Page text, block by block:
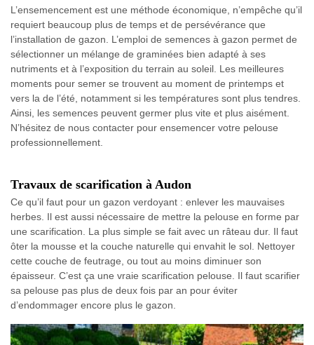
L’ensemencement est une méthode économique, n’empêche qu’il
requiert beaucoup plus de temps et de persévérance que
l’installation de gazon. L’emploi de semences à gazon permet de
sélectionner un mélange de graminées bien adapté à ses
nutriments et à l’exposition du terrain au soleil. Les meilleures
moments pour semer se trouvent au moment de printemps et
vers la de l’été, notamment si les températures sont plus tendres.
Ainsi, les semences peuvent germer plus vite et plus aisément.
N’hésitez de nous contacter pour ensemencer votre pelouse
professionnellement.
Travaux de scarification à Audon
Ce qu’il faut pour un gazon verdoyant : enlever les mauvaises
herbes. Il est aussi nécessaire de mettre la pelouse en forme par
une scarification. La plus simple se fait avec un râteau dur. Il faut
ôter la mousse et la couche naturelle qui envahit le sol. Nettoyer
cette couche de feutrage, ou tout au moins diminuer son
épaisseur. C’est ça une vraie scarification pelouse. Il faut scarifier
sa pelouse pas plus de deux fois par an pour éviter
d’endommager encore plus le gazon.